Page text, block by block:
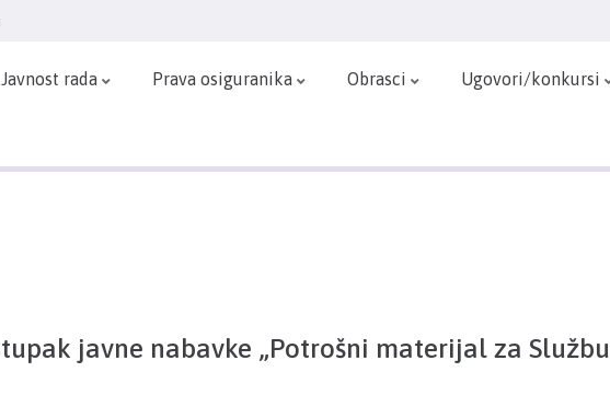
Javnost rada Prava osiguranika Obrasci Ugovori/konkursi
javne nabavke „Potrošni materijal za Službu